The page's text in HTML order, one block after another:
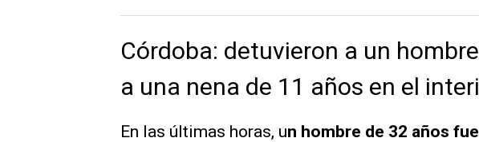
Córdoba: detuvieron a un
a una nena de 11 años en el
En las últimas horas, un hombre de 32 años